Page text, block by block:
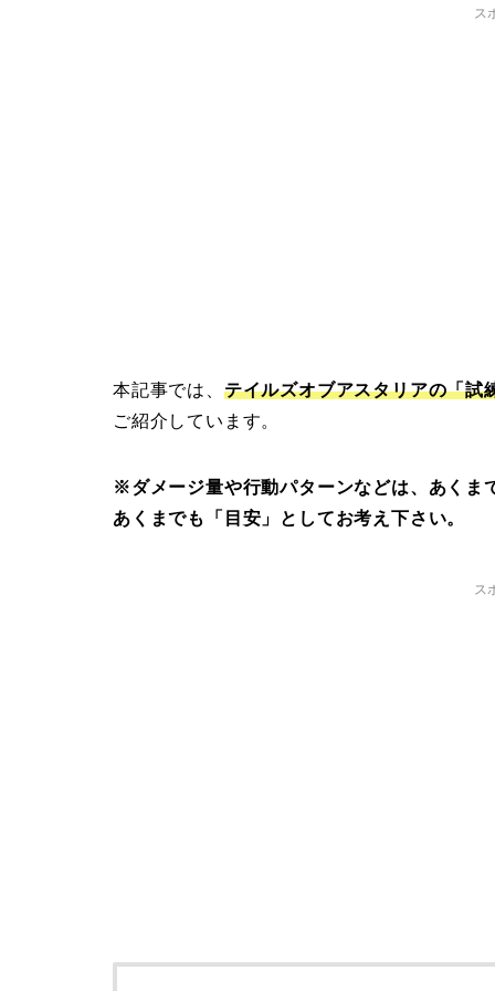
ス
本記事では、 テイルズオブアスタリアの「試
ご紹介しています。
※ダメージ量や行動パターンなどは、あくま
あくまでも「目安」としてお考え下さい。
ス